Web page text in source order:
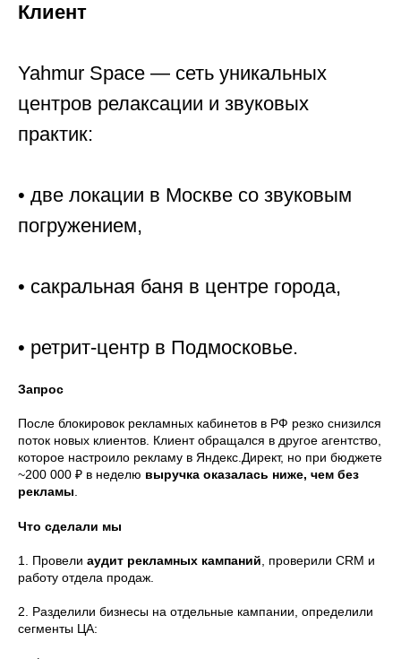
Клиент
Yahmur Space — сеть уникальных
центров релаксации и звуковых
практик:
• две локации в Москве со звуковым
погружением,
• сакральная баня в центре города,
• ретрит-центр в Подмосковье.
Запрос
После блокировок рекламных кабинетов в РФ резко снизился
поток новых клиентов. Клиент обращался в другое агентство,
которое настроило рекламу в Яндекс.Директ, но при бюджете
~200 000 ₽ в неделю выручка оказалась ниже, чем без
рекламы
Что сделали мы
1. Провели аудит рекламных кампаний , проверили CRM и
работу отдела продаж.
2. Разделили бизнесы на отдельные кампании, определили
сегменты ЦА: